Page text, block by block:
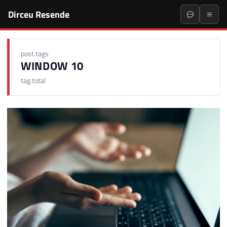
Dirceu Resende
post.tags
WINDOW 10
tag.total